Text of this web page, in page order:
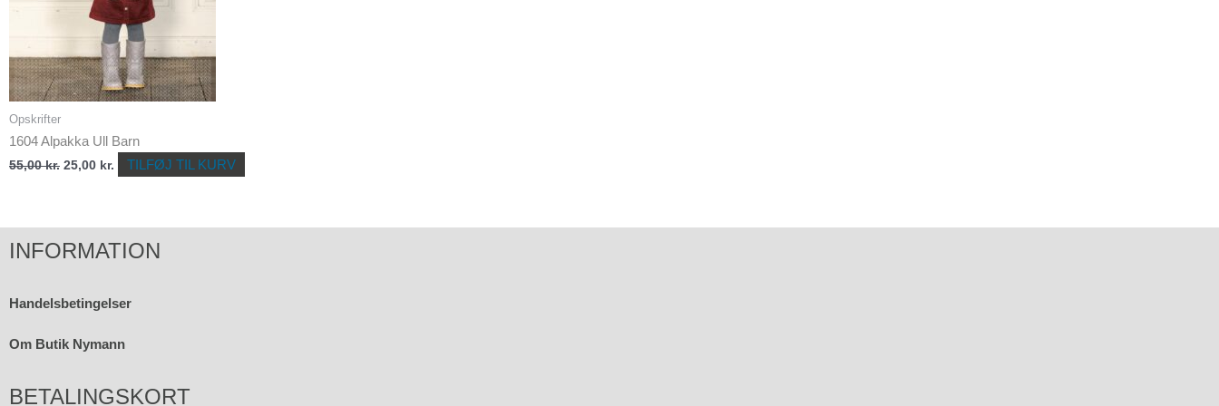
Opskrifter
1604 Alpakka Ull Barn
55,00kr. 25,00 kr. TILFØJ TIL KURV
INFORMATION
Handelsbetingelser
Om Butik Nymann
BETALINGSKORT